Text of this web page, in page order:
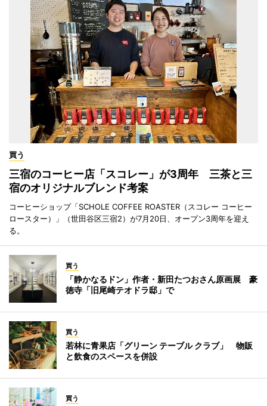
買う
三宿のコーヒー店「スコレー」が3周年 三茶と三
宿のオリジナルブレンド考案
コーヒーショップ「SCHOLE COFFEE ROASTER（スコレー コーヒー
ロースター）」（世田谷区三宿2）が7月20日、オープン3周年を迎え
る。
買う
「静かなるドン」作者・新田たつおさん原画展 豪
徳寺「旧尾崎テオドラ邸」で
買う
若林に青果店「グリーン テーブル クラブ」 物販
と飲食のスペースを併設
買う